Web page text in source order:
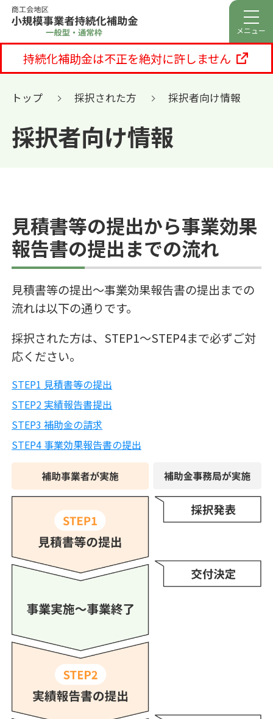
持続化補助金は不正を絶対に許しません
メニュー
トップ 採択された方 採択者向け情報
採択者向け情報
見積書等の提出から事業効果
報告書の提出までの流れ
見積書等の提出～事業効果報告書の提出までの
流れは以下の通りです。
採択された方は、STEP1～STEP4まで必ずご対
応ください。
STEP1 見積書等の提出
STEP2 実績報告書提出
STEP3 補助金の請求
STEP4 事業効果報告書の提出